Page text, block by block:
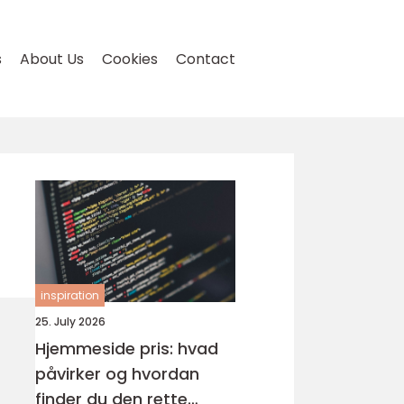
About Us Cookies Contact
inspiration
25. July 2026
Hjemmeside pris: hvad
påvirker og hvordan
finder du den rette